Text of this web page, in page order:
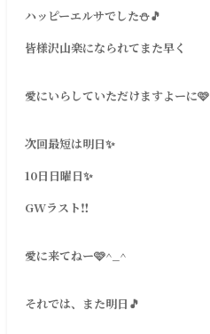
ハッピーエルサでした⛄️🎵
皆様沢山楽になられてまた早く
愛にいらしていただけますよーに🩷
次回最短は明日✨
10日日曜日✨
GWラスト‼️
愛に来てねー🩷^_^
それでは、また明日🎵